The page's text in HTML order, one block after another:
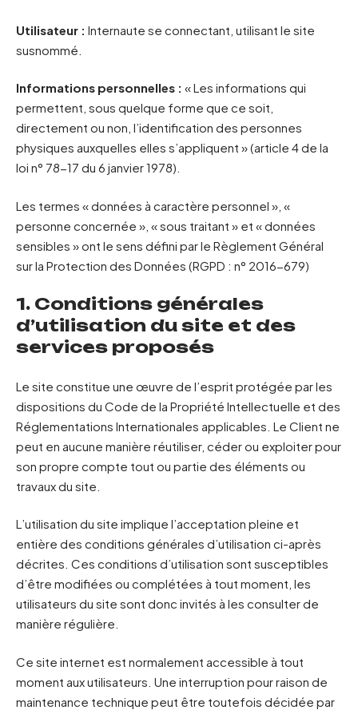
Utilisateur : Internaute se connectant, utilisant le site
susnommé.
Informations personnelles : « Les informations qui
permettent, sous quelque forme que ce soit,
directement ou non, l’identification des personnes
physiques auxquelles elles s’appliquent » (article 4 de la
loi n° 78-17 du 6 janvier 1978).
Les termes « données à caractère personnel », «
personne concernée », « sous traitant » et « données
sensibles » ont le sens défini par le Règlement Général
sur la Protection des Données (RGPD : n° 2016-679)
1. Conditions générales
d’utilisation du site et des
services proposés
Le site constitue une œuvre de l’esprit protégée par les
dispositions du Code de la Propriété Intellectuelle et des
Réglementations Internationales applicables. Le Client ne
peut en aucune manière réutiliser, céder ou exploiter pour
son propre compte tout ou partie des éléments ou
travaux du site.
L’utilisation du site implique l’acceptation pleine et
entière des conditions générales d’utilisation ci-après
décrites. Ces conditions d’utilisation sont susceptibles
d’être modifiées ou complétées à tout moment, les
utilisateurs du site sont donc invités à les consulter de
manière régulière.
Ce site internet est normalement accessible à tout
moment aux utilisateurs. Une interruption pour raison de
maintenance technique peut être toutefois décidée par